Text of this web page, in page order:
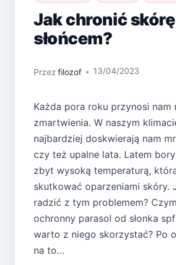
Jak chronić
słońcem?
Przez filozof 13/04/2023
Każda pora roku przynosi nam
zmartwienia. W naszym
najbardziej doskwierają nam
czy też upalne lata. Latem
zbyt wysoką temperaturą,
skutkować oparzeniami skóry.
radzić z tym problemem?
ochronny parasol od słonka
warto z niego skorzystać? Po
na to…